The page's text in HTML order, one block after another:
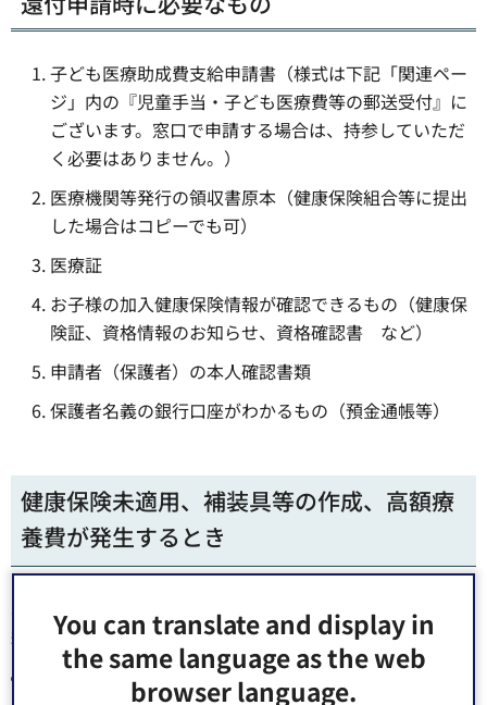
You can translate and display in
the same language as the web
browser language.
子ども医療助成費支給申請書（様式は下記「関連ペー
ジ」内の『児童手当・子ども医療費等の郵送受付』に
ございます。窓口で申請する場合は、持参していただ
く必要はありません。）
医療機関等発行の領収書原本（健康保険組合等に提出
した場合はコピーでも可）
医療証
お子様の加入健康保険情報が確認できるもの（健康保
険証、資格情報のお知らせ、資格確認書 など）
申請者（保護者）の本人確認書類
保護者名義の銀行口座がわかるもの（預金通帳等）
健康保険未適用、補装具等の作成、高額療
養費が発生するとき
区への還付請求の前に加入健康保険
組合等への手続きが必要です。
健康保険未適用（10割負担）で医療機関等を受診したと